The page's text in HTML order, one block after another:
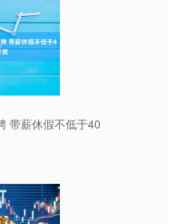
带薪休假不低于40